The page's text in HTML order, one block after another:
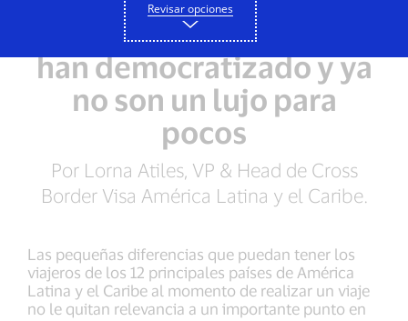
Los viajes al exterior se
han democratizado y ya
no son un lujo para
pocos
Por Lorna Atiles, VP & Head de Cross
Border Visa América Latina y el Caribe.
Las pequeñas diferencias que puedan tener los
viajeros de los 12 principales países de América
Latina y el Caribe al momento de realizar un viaje
no le quitan relevancia a un importante punto en
Revisar opciones